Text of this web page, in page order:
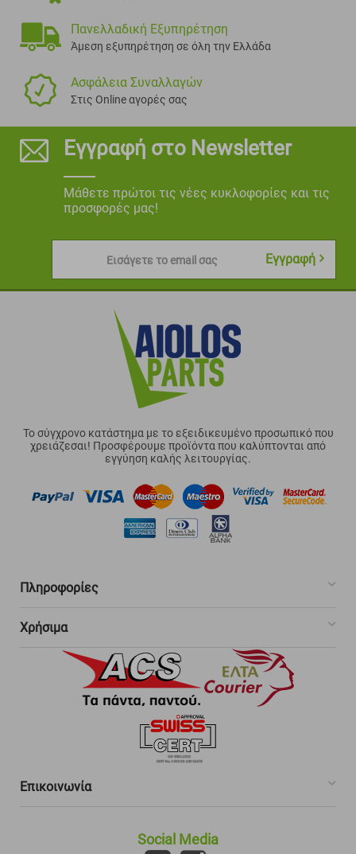
Πανελλαδική Εξυπηρέτηση
Άμεση εξυπηρέτηση σε όλη την Ελλάδα
Ασφάλεια Συναλλαγών
Στις Online αγορές σας
Εγγραφή στο Newsletter
Μάθετε πρώτοι τις νέες κυκλοφορίες και τις
προσφορές μας!
Εισάγετε το email σας Εγγραφή
Το σύγχρονο κατάστημα με το εξειδικευμένο προσωπικό που
χρειάζεσαι! Προσφέρουμε προϊόντα που καλύπτονται από
εγγύηση καλής λειτουργίας.
Πληροφορίες
Χρήσιμα
Επικοινωνία
Social Media